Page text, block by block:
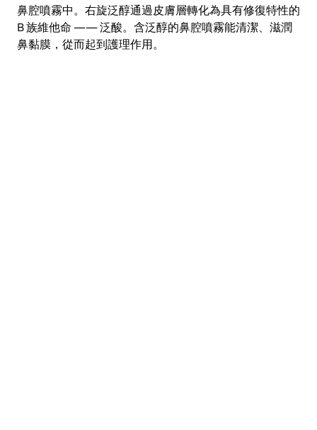
鼻腔噴霧中。右旋泛醇通過皮膚層轉化為具有修復特性的
B 族維他命 —— 泛酸。含泛醇的鼻腔噴霧能清潔、滋潤
鼻黏膜，從而起到護理作用。